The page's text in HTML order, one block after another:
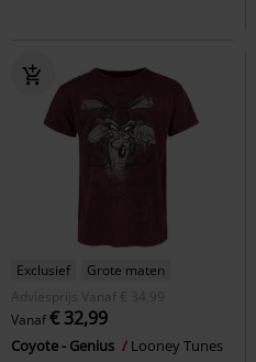
Exclusief
Grote maten
Adviesprijs
Vanaf € 34,99
Vanaf€ 32,99
Coyote - Genius
Looney Tunes